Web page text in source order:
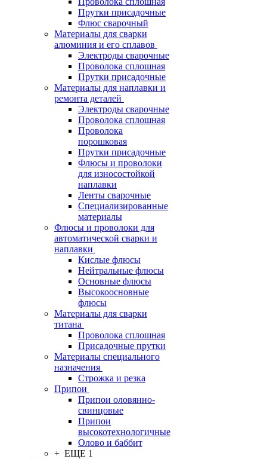
Прутки присадочные
Флюс сварочный
Материалы для сварки
алюминия и его сплавов
Электроды сварочные
Проволока сплошная
Прутки присадочные
Материалы для наплавки и
ремонта деталей
Электроды сварочные
Проволока сплошная
Проволока
порошковая
Прутки присадочные
Флюсы и проволоки
для износостойкой
наплавки
Ленты сварочные
Специализированные
материалы
Флюсы и проволоки для
автоматической сварки и
наплавки
Кислые флюсы
Нейтральные флюсы
Основные флюсы
Высокоосновные
флюсы
Материалы для сварки
титана
Проволока сплошная
Присадочные прутки
Материалы специального
назначения
Строжка и резка
Припои
Припои оловянно-
свинцовые
Припои
высокотехнологичные
Олово и баббит
+ ЕЩЕ 1